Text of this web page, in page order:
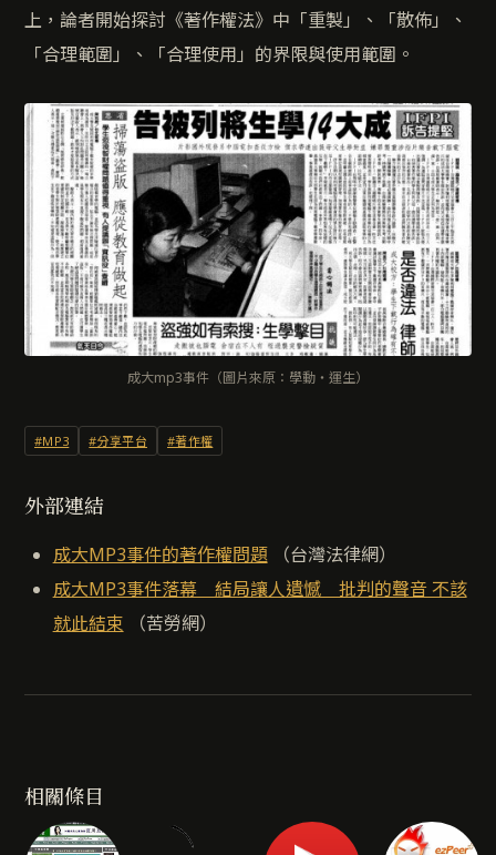
上，論者開始探討《著作權法》中「重製」、「散佈」、
「合理範圍」、「合理使用」的界限與使用範圍。
成大mp3事件（圖片來原：學動‧運生）
#MP3 #分享平台 #著作權
外部連結
成大MP3事件的著作權問題（台灣法律網）
成大MP3事件落幕 結局讓人遺憾 批判的聲音 不該
就此結束 （苦勞網）
相關條目